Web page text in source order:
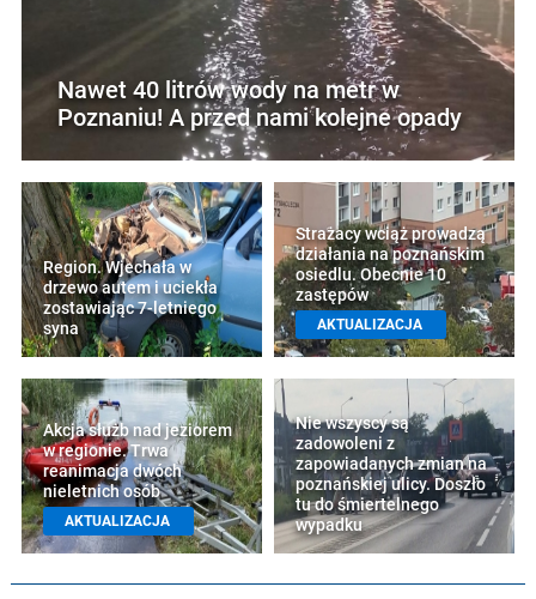
Nawet 40 litrów wody na metr w
Poznaniu! A przed nami kolejne opady
Region. Wjechała w
drzewo autem i uciekła
zostawiając 7-letniego
syna
Strażacy wciąż prowadzą
działania na poznańskim
osiedlu. Obecnie 10
zastępów
AKTUALIZACJA
Akcja służb nad jeziorem
w regionie. Trwa
reanimacja dwóch
nieletnich osób
AKTUALIZACJA
Nie wszyscy są
zadowoleni z
zapowiadanych zmian na
poznańskiej ulicy. Doszło
tu do śmiertelnego
wypadku